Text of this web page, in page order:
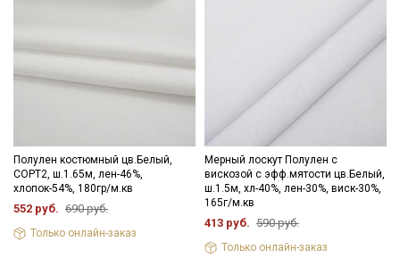
Полулен костюмный цв.Белый,
СОРТ2, ш.1.65м, лен-46%,
хлопок-54%, 180гр/м.кв
552 руб. 690 руб.
Только онлайн-заказ
Мерный лоскут Полулен с
вискозой с эфф.мятости цв.Белый,
ш.1.5м, хл-40%, лен-30%, виск-30%,
165г/м.кв
413 руб. 590 руб.
Только онлайн-заказ
Подписаться
Ознакомлен(а) сПолитикой обработки персональных
данных и даюСогласие на обработку персональных
данных
ДаюСогласие на получение рекламных и
информационных рассылок